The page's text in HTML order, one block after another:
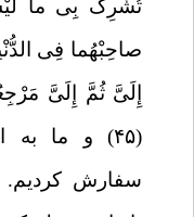
تُشْرِکَ بِی ما
صاحِبْهُما فِی
إِلَیَّ ثُمَّ إِلَیَّ
(۴۵)
و ما به
سفارش کردیم.